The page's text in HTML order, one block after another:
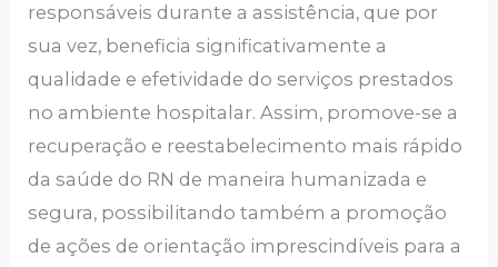
responsáveis durante a assistência, que por
sua vez, beneficia significativamente a
qualidade e efetividade do serviços prestados
no ambiente hospitalar. Assim, promove-se a
recuperação e reestabelecimento mais rápido
da saúde do RN de maneira humanizada e
segura, possibilitando também a promoção
de ações de orientação imprescindíveis para a